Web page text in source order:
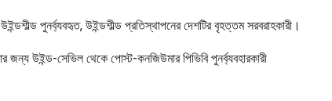
পুনর্ব্যবহৃত, উইন্ডশীল্ড প্রতিস্থাপনের দেশটির বৃহত্তম সরবরাহকারী।
জন্য উইন্ড-সেভিল থেকে পোস্ট-কনজিউমার পিভিবি পুনর্ব্যবহারকারী